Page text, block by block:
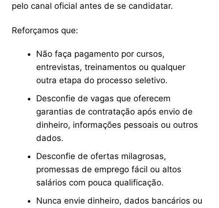
pelo canal oficial antes de se candidatar.
Reforçamos que:
Não faça pagamento por cursos,
entrevistas, treinamentos ou qualquer
outra etapa do processo seletivo.
Desconfie de vagas que oferecem
garantias de contratação após envio de
dinheiro, informações pessoais ou outros
dados.
Desconfie de ofertas milagrosas,
promessas de emprego fácil ou altos
salários com pouca qualificação.
Nunca envie dinheiro, dados bancários ou